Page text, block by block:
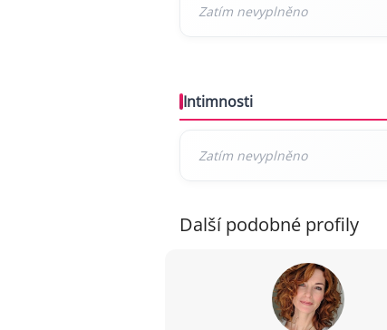
Intimnosti
Další podobné profily